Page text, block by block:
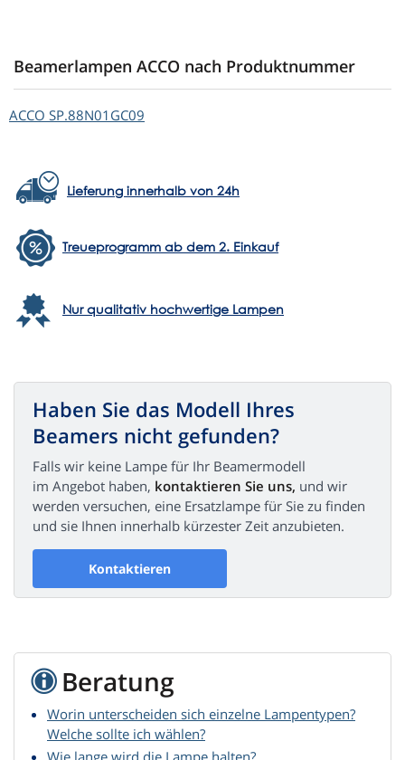
Beamerlampen ACCO nach Produktnummer
ACCO SP.88N01GC09
Lieferung innerhalb von 24h
Treueprogramm ab dem 2. Einkauf
Nur qualitativ hochwertige Lampen
Haben Sie das Modell Ihres
Beamers nicht gefunden?
Falls wir keine Lampe für Ihr Beamermodell
im Angebot haben, kontaktieren Sie uns, und wir
werden versuchen, eine Ersatzlampe für Sie zu finden
und sie Ihnen innerhalb kürzester Zeit anzubieten.
Kontaktieren
Beratung
Worin unterscheiden sich einzelne Lampentypen?
Welche sollte ich wählen?